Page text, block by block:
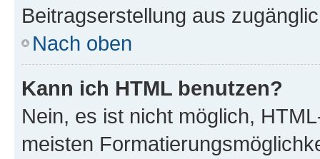
Beitragserstellung aus
Nach oben
Kann ich HTML benutzen?
Nein, es ist nicht möglich,
meisten